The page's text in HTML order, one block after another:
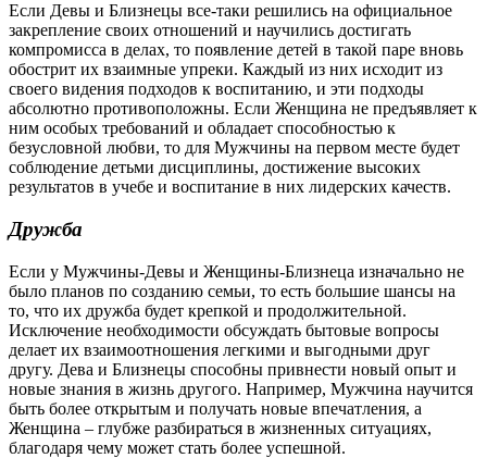
Если Девы и Близнецы все-таки решились на официальное
закрепление своих отношений и научились достигать
компромисса в делах, то появление детей в такой паре вновь
обострит их взаимные упреки. Каждый из них исходит из
своего видения подходов к воспитанию, и эти подходы
абсолютно противоположны. Если Женщина не предъявляет к
ним особых требований и обладает способностью к
безусловной любви, то для Мужчины на первом месте будет
соблюдение детьми дисциплины, достижение высоких
результатов в учебе и воспитание в них лидерских качеств.
Дружба
Если у Мужчины-Девы и Женщины-Близнеца изначально не
было планов по созданию семьи, то есть большие шансы на
то, что их дружба будет крепкой и продолжительной.
Исключение необходимости обсуждать бытовые вопросы
делает их взаимоотношения легкими и выгодными друг
другу. Дева и Близнецы способны привнести новый опыт и
новые знания в жизнь другого. Например, Мужчина научится
быть более открытым и получать новые впечатления, а
Женщина – глубже разбираться в жизненных ситуациях,
благодаря чему может стать более успешной.